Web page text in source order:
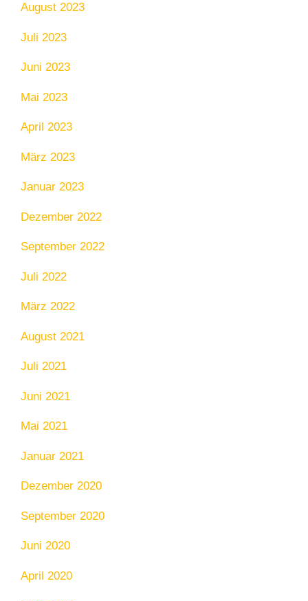
August 2023
Juli 2023
Juni 2023
Mai 2023
April 2023
März 2023
Januar 2023
Dezember 2022
September 2022
Juli 2022
März 2022
August 2021
Juli 2021
Juni 2021
Mai 2021
Januar 2021
Dezember 2020
September 2020
Juni 2020
April 2020